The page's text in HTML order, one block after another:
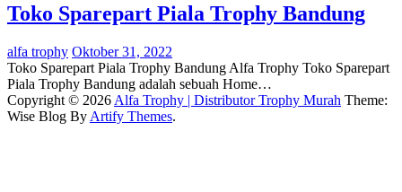
Toko Sparepart Piala Trophy Bandung
alfa trophy Oktober 31, 2022
Toko Sparepart Piala Trophy Bandung Alfa Trophy Toko Sparepart
Piala Trophy Bandung adalah sebuah Home…
Copyright © 2026 Alfa Trophy | Distributor Trophy Murah Theme:
Wise Blog By Artify Themes.